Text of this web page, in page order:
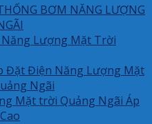
BƠM NĂNG LƯỢNG
Lượng Mặt Trời
Đặt Điện Năng Lượng Mặt
Ngãi
Mặt trời Quảng Ngãi Áp